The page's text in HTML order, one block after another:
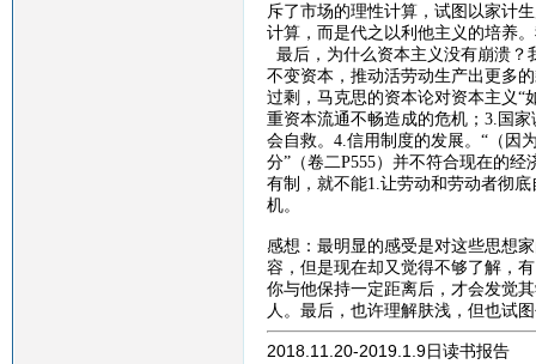
斥了市场的理性计算，试图以家计
计算，而是代之以利他主义的培养
最后， 为什么资本主义没有崩溃？
不变资本，推动活劳动生产出更多
过剩，马克思的资本论对资本主义“
重资本流通不畅造成的危机； 3. 国家
会自救。 4. 信用制度的发展。 “（因
分”（卷二P555）并不符合现在的经
有制，就不能1. 让劳动和劳动者彻底
机。
感想：最明显的感受是对这些思想
容，但是现在却又觉得不够了解，
你与他保持一定距离后，才会发觉
人。最后，也许理解肤浅，但也试
2018.11.20-2019.1.9日读书报告